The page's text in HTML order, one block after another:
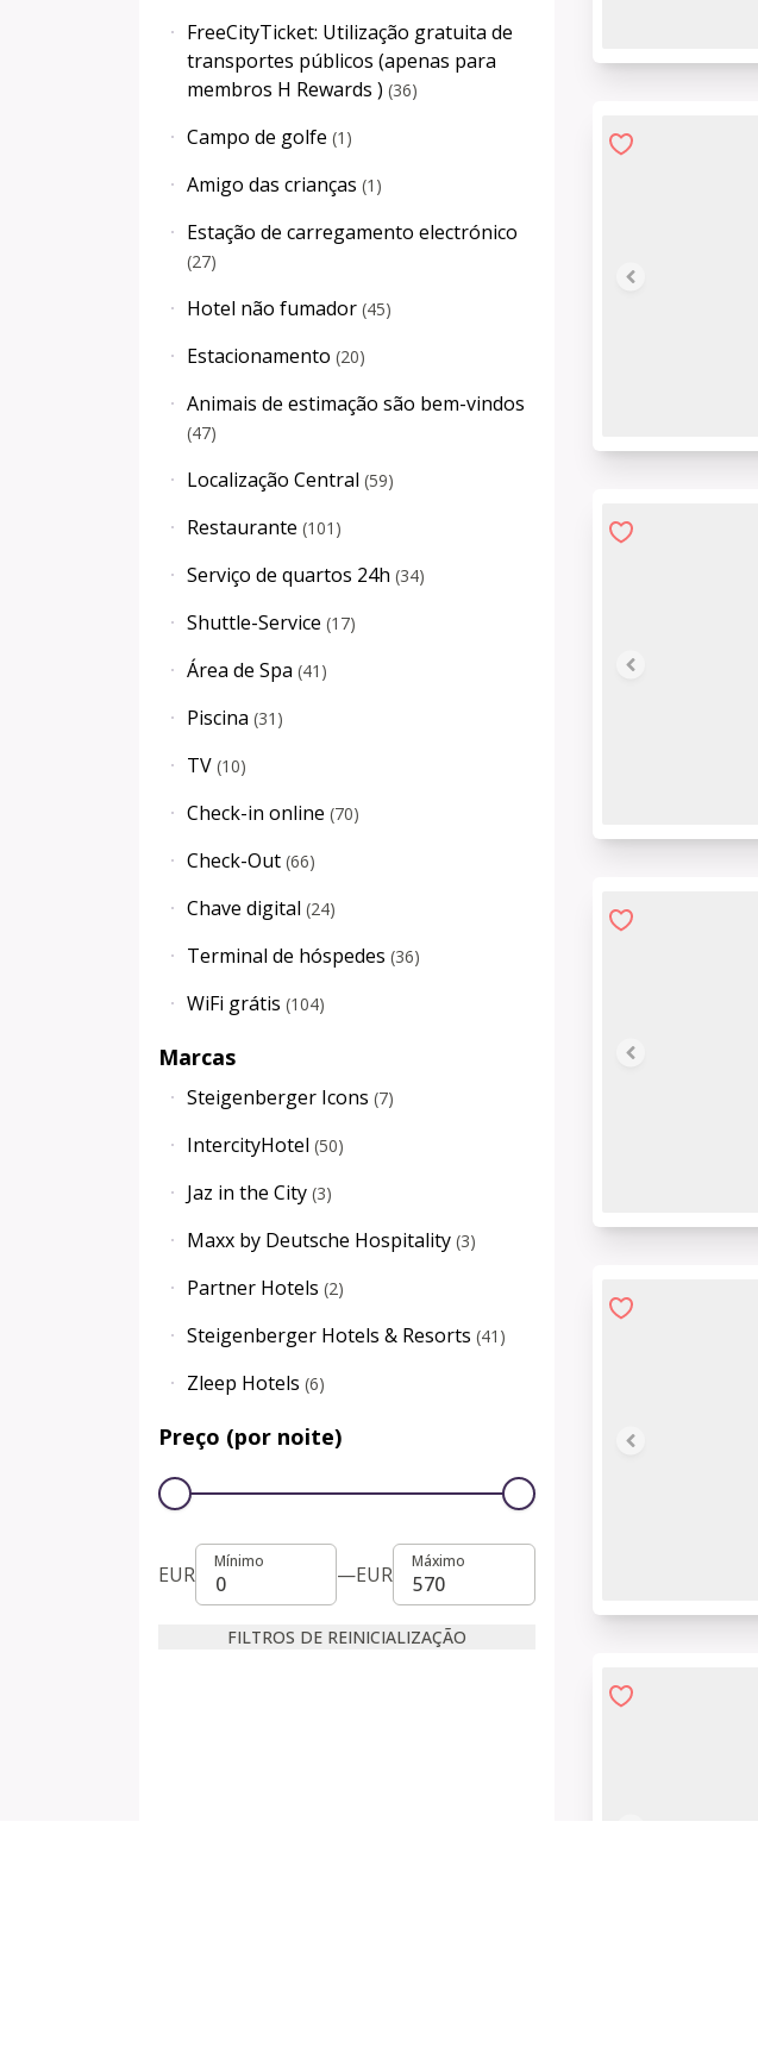
FreeCityTicket: Utilização gratuita de
transportes públicos (apenas para
membros H Rewards ) (36)
Campo de golfe (1 )
Amigo das crianças (1 )
Estação de carregamento electrónico
(27)
Hotel não fumador (45)
Estacionamento (20)
Animais de estimação são bem-vindos
(47)
Localização Central (59)
Restaurante (101 )
Serviço de quartos 24h (34)
Shuttle-Service (17)
Área de Spa (41 )
Piscina (31 )
TV (10)
Check-in online (70)
Check-Out (66)
Chave digital (24)
Terminal de hóspedes (36)
WiFi grátis (104)
Marcas
Steigenberger Icons (7)
IntercityHotel (50)
Jaz in the City (3)
Maxx by Deutsche Hospitality (3)
Partner Hotels (2)
Steigenberger Hotels & Resorts (41 )
Zleep Hotels (6)
Preço (por noite)
EUR
Mínimo
Mínimo
—EUR
Máximo
Máximo
FILTROS DE REINICIALIZAÇÃO
1 of 9
1 of 6
1 of 7
1 of 7
1 of 7